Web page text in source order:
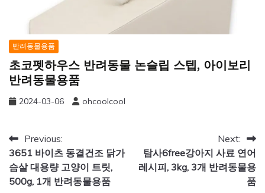
반려동물용품
초코펫하우스 반려동물 논슬립 스텝, 아이보리
반려동물용품
2024-03-06 ohcoolcool
글
탐
색
Previous:
3651 바이츠 동결건조 닭가
슴살 대용량 고양이 트릿,
500g, 1개 반려동물용품
Next:
탐사6free강아지 사료 연어
레시피, 3kg, 3개 반려동물용
품